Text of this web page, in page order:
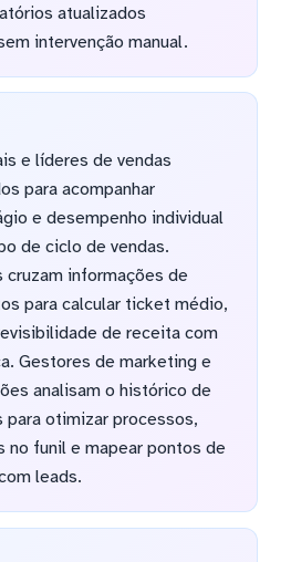
atualizados
intervenção manual.
e líderes de vendas
para acompanhar
e desempenho individual
de ciclo de vendas.
cruzam informações de
para calcular ticket médio,
de receita com
Gestores de marketing e
analisam o histórico de
otimizar processos,
no funil e mapear pontos de
leads.